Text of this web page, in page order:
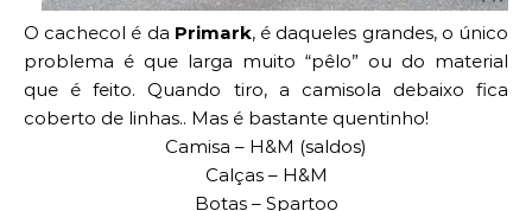
O cachecol é da Primark, é daqueles grandes, o único
problema é que larga muito “pêlo” ou do material
que é feito. Quando tiro, a camisola debaixo fica
coberto de linhas.. Mas é bastante quentinho!
Camisa – H&M (saldos)
Calças – H&M
Botas – Spartoo